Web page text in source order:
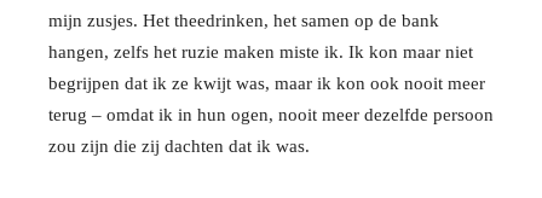
mijn zusjes. Het theedrinken, het samen op de bank
hangen, zelfs het ruzie maken miste ik. Ik kon maar niet
begrijpen dat ik ze kwijt was, maar ik kon ook nooit meer
terug – omdat ik in hun ogen, nooit meer dezelfde persoon
zou zijn die zij dachten dat ik was.